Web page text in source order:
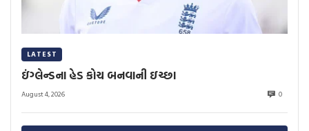
LATEST
ઇંગ્લેન્ડના હેડ કોચ બનવાની ઇચ્છા
August 4, 2026 0